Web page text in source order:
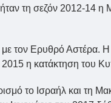
τη σεζόν 2012-14 η
τον Ερυθρό Αστέρα. Η
2015 η κατάκτηση του
το Ισραήλ και τη